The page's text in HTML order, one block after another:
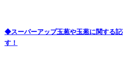
◆スーパーアップ玉葱や玉葱に関する
す！